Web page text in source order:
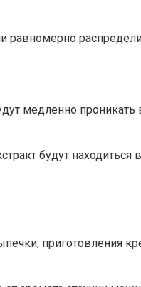
равномерно
медленно
будут находиться
приготовления